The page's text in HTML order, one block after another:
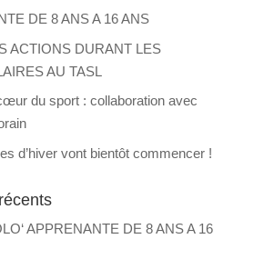
DE 8 ANS A 16 ANS
ACTIONS DURANT LES
AU TASL
du sport : collaboration avec
d’hiver vont bientôt commencer !
APPRENANTE DE 8 ANS A 16